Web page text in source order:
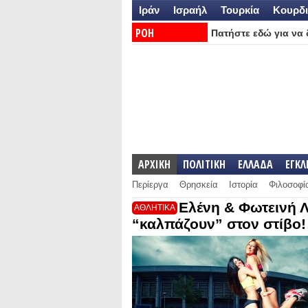
Ιράν Ισραήλ Τουρκία
ΡΟΗ
Πατήστε εδώ για να
ΑΡΧΙΚΗ ΠΟΛΙΤΙΚΗ ΕΛΛΑΔΑ
Περίεργα Θρησκεία Ιστορία
ΑΘΛΗΤΙΚΑ Ελένη & Φωτεινή
“καλπάζουν” στον στίβο!